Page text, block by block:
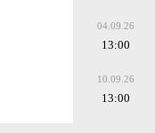
04.09.26
13:00
10.09.26
13:00